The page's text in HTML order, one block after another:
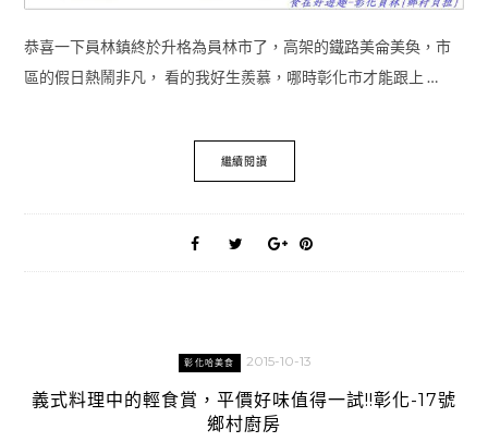
恭喜一下員林鎮終於升格為員林市了，高架的鐵路美侖美奐，市
區的假日熱鬧非凡， 看的我好生羨慕，哪時彰化市才能跟上 …
繼續閱讀
彰化哈美食 2015-10-13
義式料理中的輕食賞，平價好味值得一試!!彰化-17號
鄉村廚房